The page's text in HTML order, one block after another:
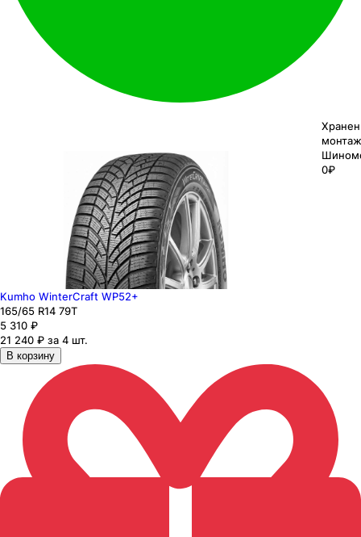
0₽
Kumho WinterCraft WP52+
165/65 R14 79T
5 310 ₽
21 240 ₽ за 4 шт.
В корзину